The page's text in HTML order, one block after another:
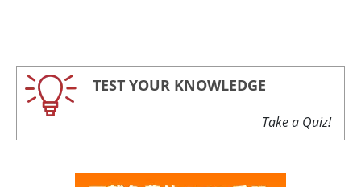
TEST YOUR KNOWLEDGE
Take a Quiz!